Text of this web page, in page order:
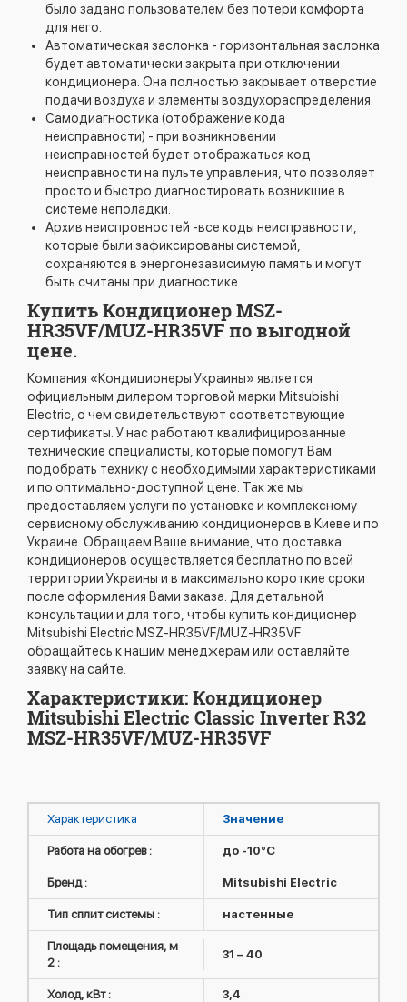
было задано пользователем без потери комфорта
для него.
Автоматическая заслонка - горизонтальная заслонка
будет автоматически закрыта при отключении
кондиционера. Она полностью закрывает отверстие
подачи воздуха и элементы воздухораспределения.
Самодиагностика (отображение кода
неисправности) - при возникновении
неисправностей будет отображаться код
неисправности на пульте управления, что позволяет
просто и быстро диагностировать возникшие в
системе неполадки.
Архив неиспровностей -все коды неисправности,
которые были зафиксированы системой,
сохраняются в энергонезависимую память и могут
быть считаны при диагностике.
Купить Кондиционер MSZ-
HR35VF/MUZ-HR35VF по выгодной
цене.
Компания «Кондиционеры Украины» является
официальным дилером торговой марки Mitsubishi
Electric, о чем свидетельствуют соответствующие
сертификаты. У нас работают квалифицированные
технические специалисты, которые помогут Вам
подобрать технику с необходимыми характеристиками
и по оптимально-доступной цене. Так же мы
предоставляем услуги по установке и комплексному
сервисному обслуживанию кондиционеров в Киеве и по
Украине. Обращаем Ваше внимание, что доставка
кондиционеров осуществляется бесплатно по всей
территории Украины и в максимально короткие сроки
после оформления Вами заказа. Для детальной
консультации и для того, чтобы купить кондиционер
Mitsubishi Electric MSZ-HR35VF/MUZ-HR35VF
обращайтесь к нашим менеджерам или оставляйте
заявку на сайте.
Характеристики: Кондиционер
Mitsubishi Electric Classic Inverter R32
MSZ-HR35VF/MUZ-HR35VF
Характеристика Значение
Работа на обогрев : до -10°C
Бренд : Mitsubishi Electric
Тип сплит системы : настенные
Площадь помещения, м
2 :
31 – 40
Холод, кВт : 3,4